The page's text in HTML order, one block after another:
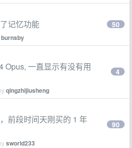
记忆功能
burnsby
50
Opus, 一直显示有没有用
qingzhijiusheng
4
前段时间天刚买的 1 年
sworld233
90